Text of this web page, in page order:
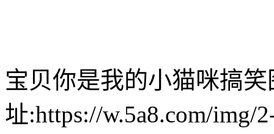
宝贝你是我的小猫咪搞
址:https://w.5a8.com/img/